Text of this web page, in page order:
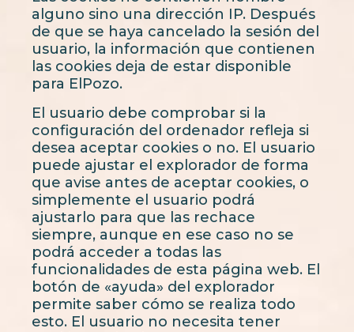
alguno sino una dirección IP. Después
de que se haya cancelado la sesión del
usuario, la información que contienen
las cookies deja de estar disponible
para ElPozo.
El usuario debe comprobar si la
configuración del ordenador refleja si
desea aceptar cookies o no. El usuario
puede ajustar el explorador de forma
que avise antes de aceptar cookies, o
simplemente el usuario podrá
ajustarlo para que las rechace
siempre, aunque en ese caso no se
podrá acceder a todas las
funcionalidades de esta página web. El
botón de «ayuda» del explorador
permite saber cómo se realiza todo
esto. El usuario no necesita tener